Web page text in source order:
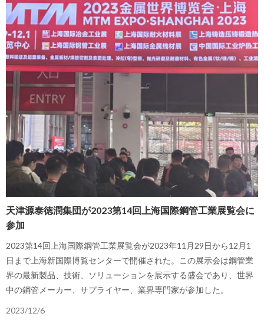
天津源泰徳潤集団が2023第14回上海国際鋼管工業展覧会に
参加
2023第14回上海国際鋼管工業展覧会が2023年11月29日から12月1
日まで上海新国際博覧センターで開催された。この展示会は鋼管業
界の最新製品、技術、ソリューションを展示する盛会であり、世界
中の鋼管メーカー、サプライヤー、業界専門家が参加した。
2023/12/6